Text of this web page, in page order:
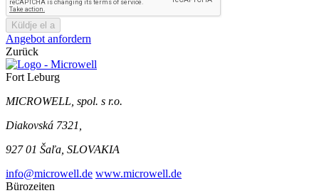
Küldje el a
Angebot anfordern
Zurück
Fort Leburg
MICROWELL, spol. s r.o.
Diakovská 7321,
927 01 Šaľa, SLOVAKIA
info@microwell.de www.microwell.de
Bürozeiten